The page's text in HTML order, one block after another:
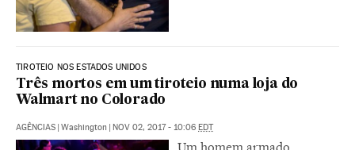
TIROTEIO NOS ESTADOS UNIDOS
Três mortos em um tiroteio numa loja do
Walmart no Colorado
AGÊNCIAS | Washington | NOV 02, 2017 - 10:06 EDT